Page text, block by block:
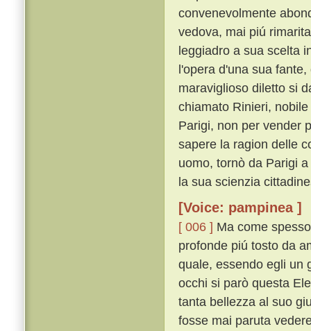
convenevolmente
vedova, mai piú
leggiadro a sua scelta
l'opera d'una sua
maraviglioso diletto si
chiamato Rinieri,
Parigi, non per vender
sapere la ragion delle
uomo, tornò da Parigi
la sua scienzia
[Voice: pampinea ]
[ 006 ] Ma come
profonde piú tosto da
quale, essendo egli un
occhi si parò questa
tanta bellezza al suo
fosse mai paruta